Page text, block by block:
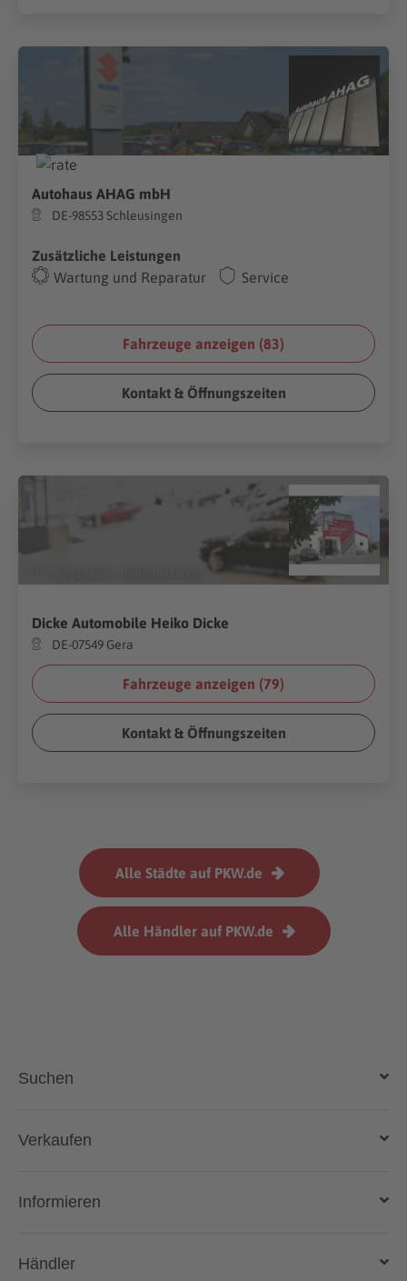
Autohaus AHAG mbH
DE-98553 Schleusingen
Zusätzliche Leistungen
Wartung und Reparatur
Service
Fahrzeuge anzeigen (83)
Kontakt & Öffnungszeiten
Dicke Automobile Heiko Dicke
DE-07549 Gera
Fahrzeuge anzeigen (79)
Kontakt & Öffnungszeiten
Alle Städte auf PKW.de
Alle Händler auf PKW.de
Suchen
Auto kaufen
Auto online kaufen
Verkaufen
Auto verkaufen
Kostenlose Fahrzeugbewertung
Informieren
Automarken & Modelle
Händler